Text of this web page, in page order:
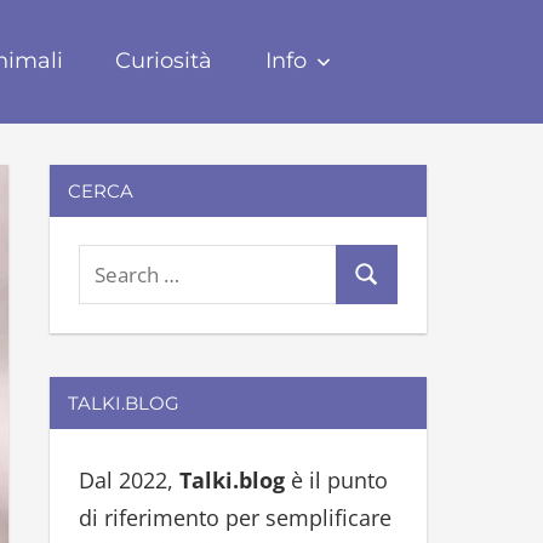
Curiosità Info
CERCA
e
a
r
c
f
o
e
c
TALKI.BLOG
Dal 2022, Talki.blogè il punto
di riferimento per semplificare